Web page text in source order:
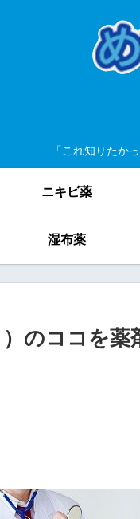
「これ知りたか
ニキビ薬
湿布薬
のココを